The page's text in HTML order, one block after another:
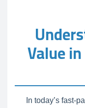
Value
In today’s fast-